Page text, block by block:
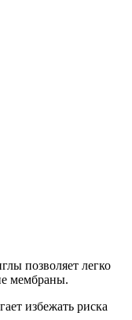
позволяет легко
мембраны.
избежать риска